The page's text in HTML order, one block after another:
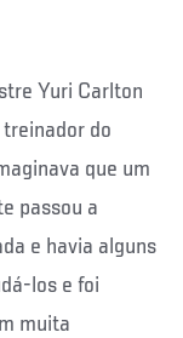
Yuri Carlton
do
que um
passou a
e havia alguns
los e foi
muita